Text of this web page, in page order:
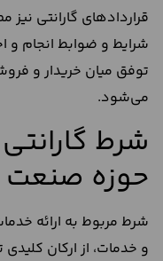
شرایط و ضوابط انجام و
توفق میان خریدار و
می‌شود.
شرط
حوزه صنعت
شرط مربوط به ارائه
و خدمات، از ارکان